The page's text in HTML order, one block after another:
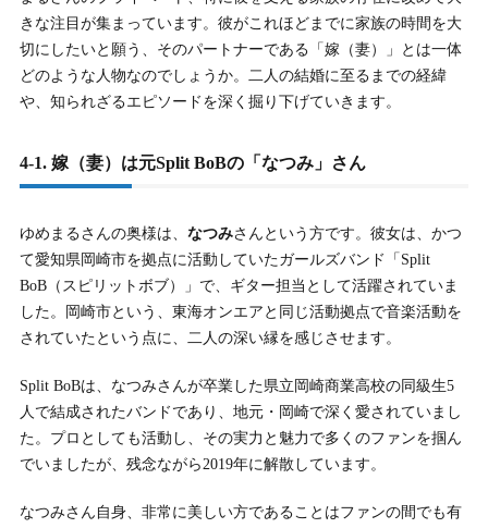
きな注目が集まっています。彼がこれほどまでに家族の時間を大
切にしたいと願う、そのパートナーである「嫁（妻）」とは一体
どのような人物なのでしょうか。二人の結婚に至るまでの経緯
や、知られざるエピソードを深く掘り下げていきます。
4-1. 嫁（妻）は元Split BoBの「なつみ」さん
ゆめまるさんの奥様は、 なつみさんという方です。彼女は、かつ
て愛知県岡崎市を拠点に活動していたガールズバンド「Split
BoB（スピリットボブ）」で、ギター担当として活躍されていま
した。岡崎市という、東海オンエアと同じ活動拠点で音楽活動を
されていたという点に、二人の深い縁を感じさせます。
Split BoBは、なつみさんが卒業した県立岡崎商業高校の同級生5
人で結成されたバンドであり、地元・岡崎で深く愛されていまし
た。プロとしても活動し、その実力と魅力で多くのファンを掴ん
でいましたが、残念ながら2019年に解散しています。
なつみさん自身、非常に美しい方であることはファンの間でも有